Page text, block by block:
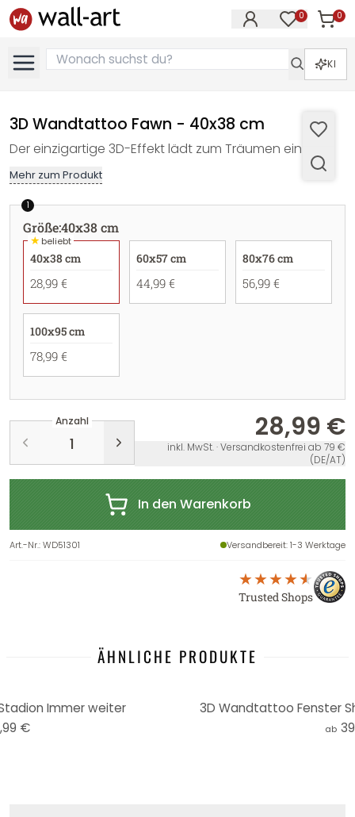
0 0
KI
3D Wandtattoo Fawn - 40x38 cm
Der einzigartige 3D-Effekt lädt zum Träumen ein!
Mehr zum Produkt
1
Größe:40x38 cm
★beliebt
40x38 cm
28,99 €
60x57 cm
44,99 €
80x76 cm
56,99 €
100x95 cm
78,99 €
Anzahl 28,99 €
inkl. MwSt. · Versandkostenfrei ab 79 €
(DE/AT)
In den Warenkorb
Art.-Nr.:WD51301 Versandbereit: 1-3 Werktage
Trusted Shops
ÄHNLICHE PRODUKTE
Immer weiter
€
3D Wandtattoo Fenster
ab